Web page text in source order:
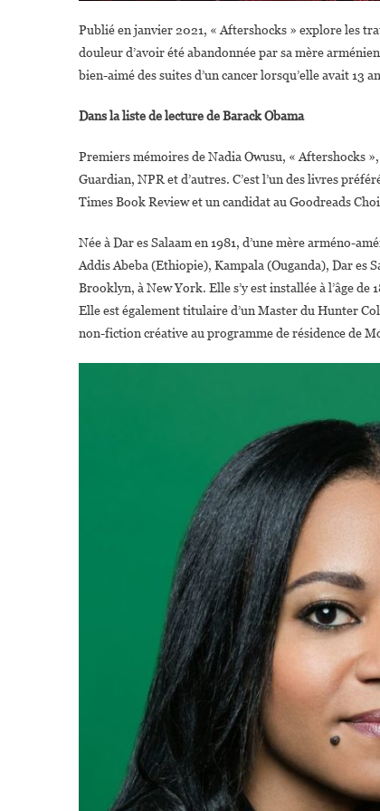
Publié en janvier 2021, « Aftershocks » explore les
douleur d’avoir été abandonnée par sa mère
bien-aimé des suites d’un cancer lorsqu’elle avait 13
Dans la liste de lecture de Barack Obama
Premiers mémoires de Nadia Owusu, « Aftershocks
Guardian, NPR et d’autres. C’est l’un des livres
Times Book Review et un candidat au Goodreads
Née à Dar es Salaam en 1981, d’une mère arméno-
Addis Abeba (Ethiopie), Kampala (Ouganda), Dar es
Brooklyn, à New York. Elle s’y est installée à l’âge de
Elle est également titulaire d’un Master du Hunter
non-fiction créative au programme de résidence de